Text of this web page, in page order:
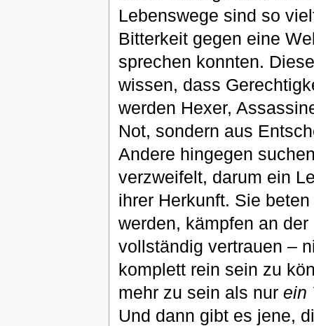
Lebenswege sind so
Bitterkeit gegen eine
sprechen konnten.
wissen, dass
werden Hexer,
Not, sondern aus
Andere hingegen
verzweifelt, darum ein
ihrer Herkunft. Sie
werden, kämpfen an
vollständig vertrauen –
komplett rein sein zu
mehr zu sein als nur ein
Und dann gibt es jene,